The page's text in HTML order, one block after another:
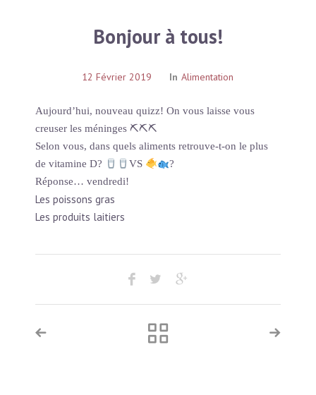
Bonjour à tous!
12 Février 2019 In Alimentation
Aujourd’hui, nouveau quizz! On vous laisse vous
creuser les méninges ⛏⛏⛏
Selon vous, dans quels aliments retrouve-t-on le plus
de vitamine D?
VS
?
Réponse… vendredi!
Les poissons gras
Les produits laitiers